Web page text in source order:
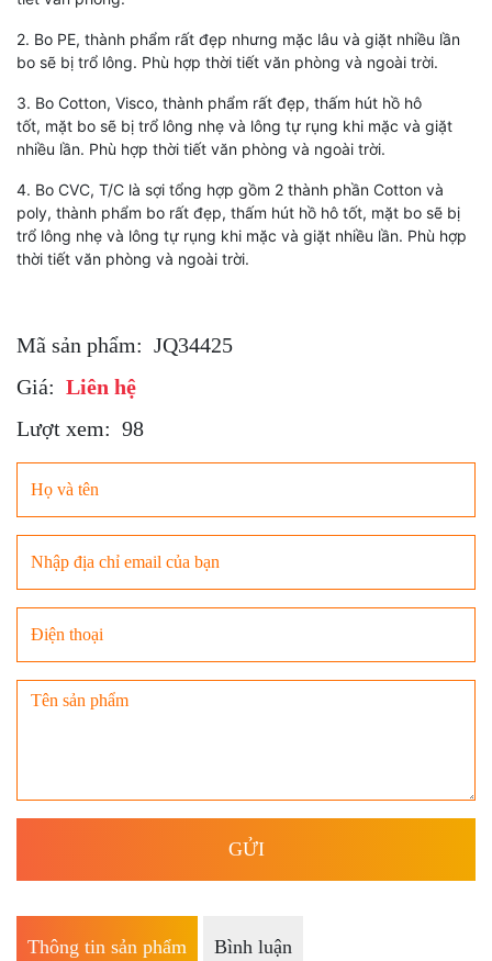
2. Bo PE, thành phẩm rất đẹp nhưng mặc lâu và giặt nhiều lần
bo sẽ bị trổ lông. Phù hợp thời tiết văn phòng và ngoài trời.
3. Bo Cotton, Visco, thành phẩm rất đẹp, thấm hút hồ hô
tốt, mặt bo sẽ bị trổ lông nhẹ và lông tự rụng khi mặc và giặt
nhiều lần. Phù hợp thời tiết văn phòng và ngoài trời.
4. Bo CVC, T/C là sợi tổng hợp gồm 2 thành phần Cotton và
poly, thành phẩm bo rất đẹp, thấm hút hồ hô tốt, mặt bo sẽ bị
trổ lông nhẹ và lông tự rụng khi mặc và giặt nhiều lần. Phù hợp
thời tiết văn phòng và ngoài trời.
Mã sản phẩm: JQ34425
Giá: Liên hệ
Lượt xem: 98
Thông tin sản phẩm Bình luận